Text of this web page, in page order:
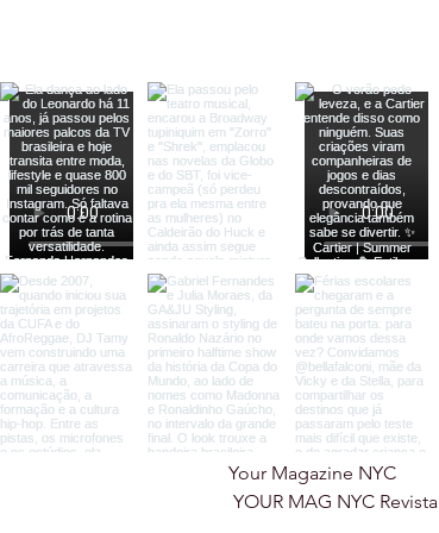
Your Magazine NYC
YOUR MAG NYC Revista